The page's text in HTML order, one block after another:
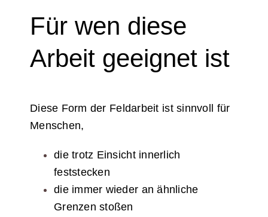
Für wen diese
Arbeit geeignet ist
Diese Form der Feldarbeit ist sinnvoll für
Menschen,
die trotz Einsicht innerlich
feststecken
die immer wieder an ähnliche
Grenzen stoßen